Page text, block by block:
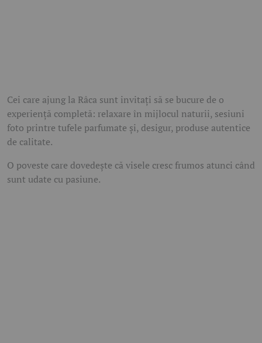
Cei care ajung la Râca sunt invitați să se bucure de o
experiență completă: relaxare în mijlocul naturii, sesiuni
foto printre tufele parfumate și, desigur, produse autentice
de calitate.
O poveste care dovedește că visele cresc frumos atunci când
sunt udate cu pasiune.